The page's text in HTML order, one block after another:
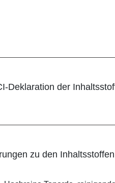
Deklaration der
zu den